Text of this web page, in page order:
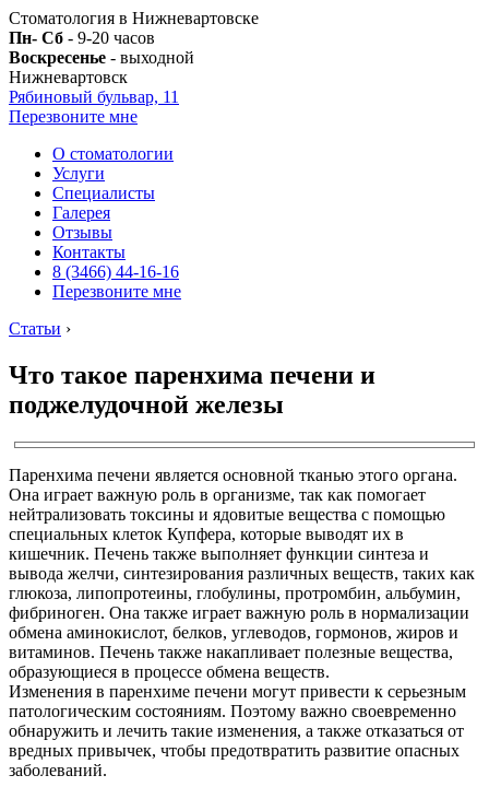
Стоматология в Нижневартовске
Пн- Сб - 9-20 часов
Воскресенье - выходной
Нижневартовск
Рябиновый бульвар, 11
Перезвоните мне
О стоматологии
Услуги
Специалисты
Галерея
Отзывы
Контакты
8 (3466) 44-16-16
Перезвоните мне
Статьи ›
Что такое паренхима печени и
поджелудочной железы
Паренхима печени является основной тканью этого органа.
Она играет важную роль в организме, так как помогает
нейтрализовать токсины и ядовитые вещества с помощью
специальных клеток Купфера, которые выводят их в
кишечник. Печень также выполняет функции синтеза и
вывода желчи, синтезирования различных веществ, таких как
глюкоза, липопротеины, глобулины, протромбин, альбумин,
фибриноген. Она также играет важную роль в нормализации
обмена аминокислот, белков, углеводов, гормонов, жиров и
витаминов. Печень также накапливает полезные вещества,
образующиеся в процессе обмена веществ.
Изменения в паренхиме печени могут привести к серьезным
патологическим состояниям. Поэтому важно своевременно
обнаружить и лечить такие изменения, а также отказаться от
вредных привычек, чтобы предотвратить развитие опасных
заболеваний.